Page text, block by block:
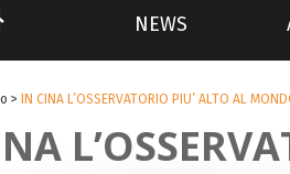
NEWS
> IN CINA L’OSSERVATORIO PIU’ ALTO AL